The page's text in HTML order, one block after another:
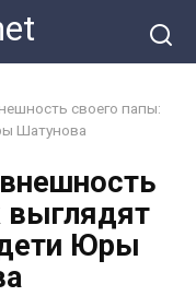
своего папы:
Шатунова
выглядят
Юры